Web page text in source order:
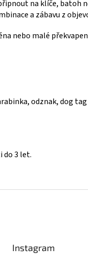
na klíče, batoh
a zábavu z
nebo malé
odznak, dog tag
do 3 let.
Instagram